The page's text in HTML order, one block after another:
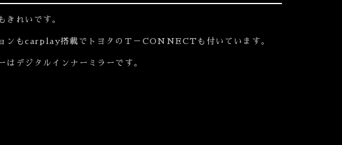
きれいです。
ンもcarplay搭載でトヨタのＴ－CONNECTも付いています。
はデジタルインナーミラーです。